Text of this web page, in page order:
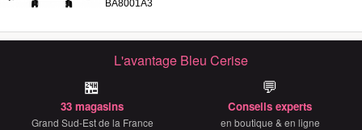
BA8001A3
L'avantage Bleu Cerise
🏪
33 magasins
Grand Sud-Est de la France
💬
Conseils experts
en boutique & en ligne